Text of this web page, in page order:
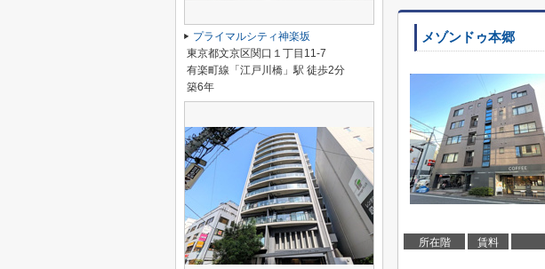
メゾンドゥ本郷
所在階 賃料
プライマルシティ神楽坂
東京都文京区関口１丁目11-7
有楽町線「江戸川橋」駅 徒歩2分
築6年